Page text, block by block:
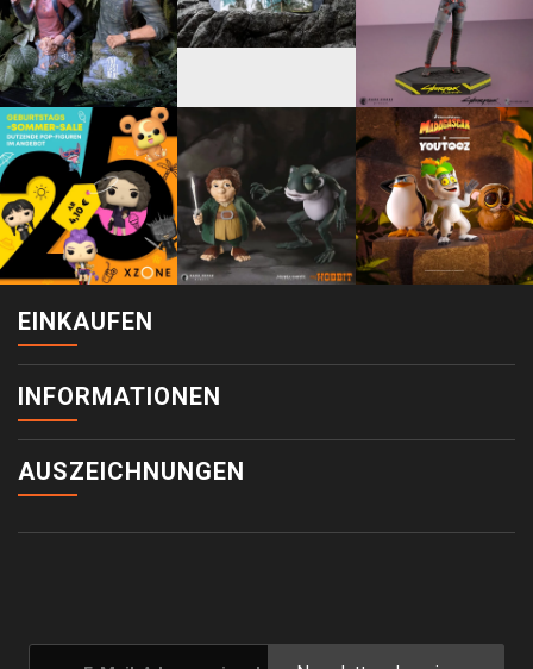
EINKAUFEN
INFORMATIONEN
AUSZEICHNUNGEN